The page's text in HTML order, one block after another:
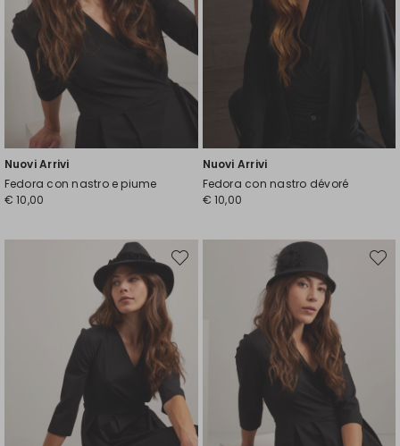
Nuovi Arrivi
Fedora con nastro e piume
€ 10,00
Nuovi Arrivi
Fedora con nastro dévoré
€ 10,00
Sposta